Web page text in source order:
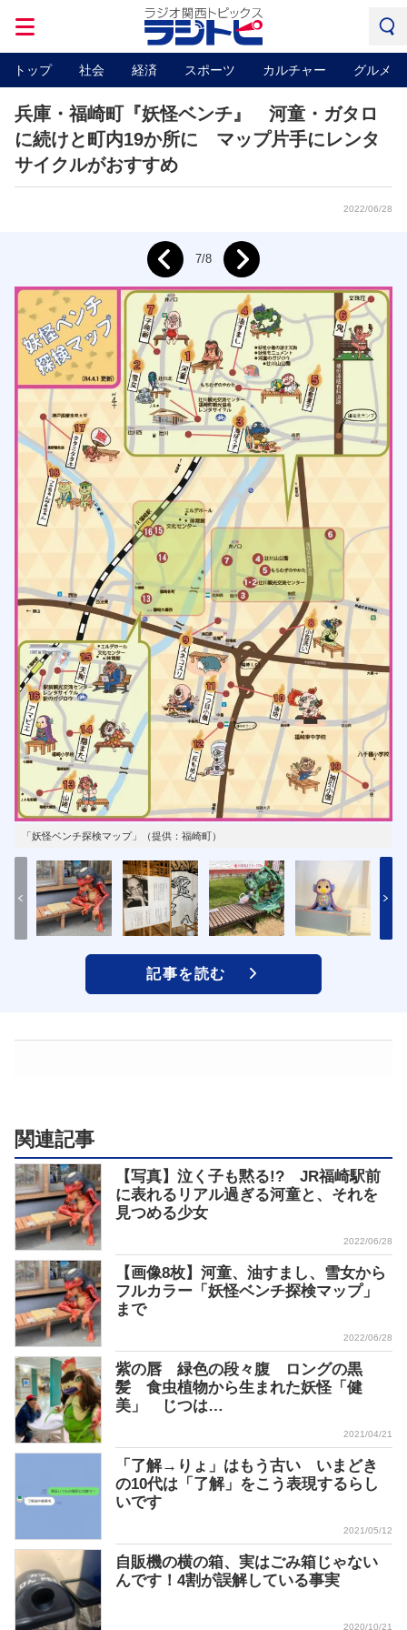
トップ 社会 経済 スポーツ カルチャー グルメ
兵庫・福崎町『妖怪ベンチ』 河童・ガタロ
に続けと町内19か所に マップ片手にレンタ
サイクルがおすすめ
2022/06/28
「妖怪ベンチ探検マップ」（提供：福崎町）
Prev 7/8 Next
記事を読む
関連記事
【写真】泣く子も黙る!? JR福崎駅前
に表れるリアル過ぎる河童と、それを
見つめる少女
2022/06/28
【画像8枚】河童、油すまし、雪女から
フルカラー「妖怪ベンチ探検マップ」
まで
2022/06/28
紫の唇 緑色の段々腹 ロングの黒
髪 食虫植物から生まれた妖怪「健
美」 じつは…
2021/04/21
「了解→りょ」はもう古い いまどき
の10代は「了解」をこう表現するらし
いです
2021/05/12
自販機の横の箱、実はごみ箱じゃない
んです！4割が誤解している事実
2020/10/21